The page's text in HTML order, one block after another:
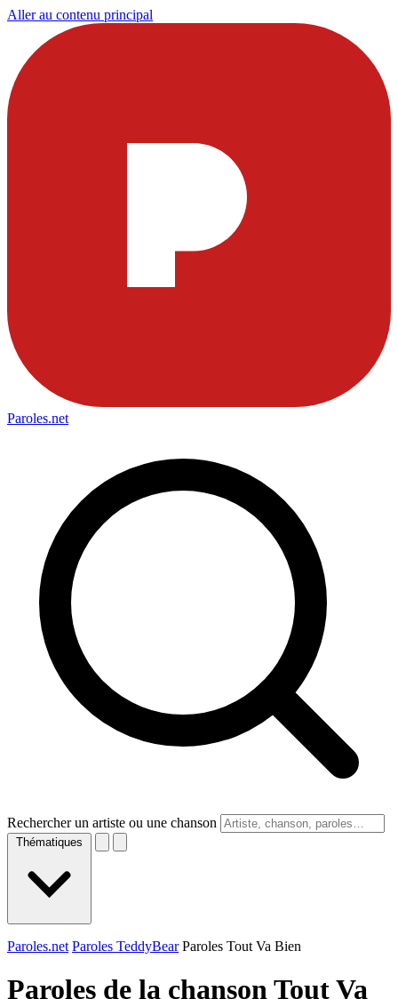
Aller au contenu principal
Paroles.net
Rechercher un artiste ou une chanson
Thématiques
Paroles.net Paroles TeddyBear Paroles Tout Va Bien
Paroles de la chanson Tout Va